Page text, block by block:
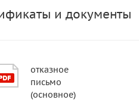
и документы
отказное
письмо
(основное)